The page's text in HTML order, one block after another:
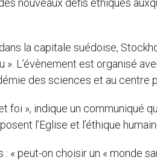
nouveaux défis éthiques
la capitale suédoise,
L’évènement est organisé
des sciences et au centre
», indique un communiqué
l’Eglise et l’éthique
peut-on choisir un « monde